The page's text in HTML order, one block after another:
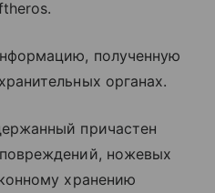
полученную
органах.
причастен
ножевых
хранению